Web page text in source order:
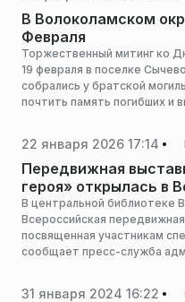
В Волоколамском
Февраля
Торжественный митинг ко
19 февраля в поселке
собрались у братской
почтить память погибших и
22 января 2026 17:14
Передвижная
героя» открылась в
В центральной библиотеке
Всероссийская
посвященная участникам
сообщает пресс-служба
31 января 2024 16:22